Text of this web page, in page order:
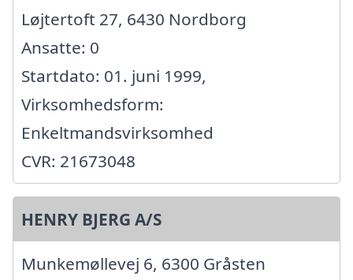
Løjtertoft 27, 6430 Nordborg
Ansatte: 0
Startdato: 01. juni 1999,
Virksomhedsform:
Enkeltmandsvirksomhed
CVR: 21673048
HENRY BJERG A/S
Munkemøllevej 6, 6300 Gråsten